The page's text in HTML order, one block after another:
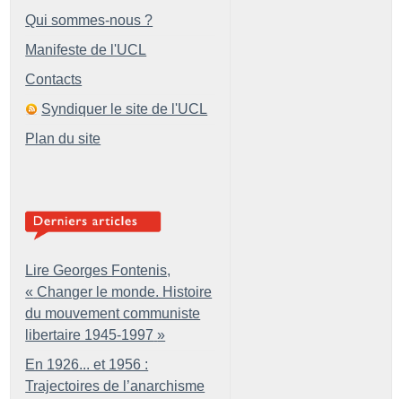
Qui sommes-nous ?
Manifeste de l'UCL
Contacts
Syndiquer le site de l'UCL
Plan du site
Lire Georges Fontenis,
« Changer le monde. Histoire
du mouvement communiste
libertaire 1945-1997 »
En 1926... et 1956 :
Trajectoires de l’anarchisme